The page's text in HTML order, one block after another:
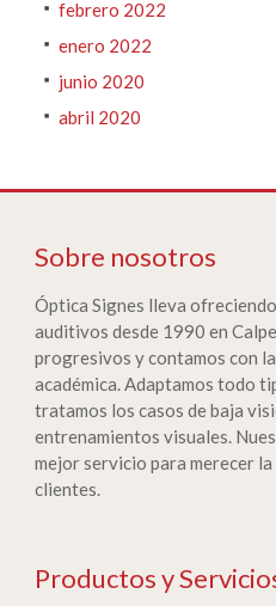
febrero 2022
enero 2022
junio 2020
abril 2020
Sobre nosotros
Óptica Signes lleva
auditivos desde 1990 en
progresivos y contamos con
académica. Adaptamos todo
tratamos los casos de baja
entrenamientos visuales.
mejor servicio para merecer
clientes.
Productos y